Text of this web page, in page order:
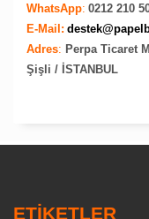
WhatsApp: 0212 210
E-Mail:
Adres: Perpa Ticaret
Şişli / İSTANBUL
ETİKETLER